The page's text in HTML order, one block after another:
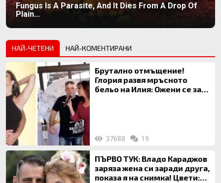
Fungus Is A Parasite, And It Dies From A Drop Of
Plain...
НАЙ-ЧЕТЕНИ НАЙ-КОМЕНТИРАНИ
Брутално отмъщение!
Глория развя мръсното
бельо на Илия: Ожени се за
37688 19
ПЪРВО ТУК: Владо Караджов
заряза жена си заради друга,
показа я на снимка! Цвети: